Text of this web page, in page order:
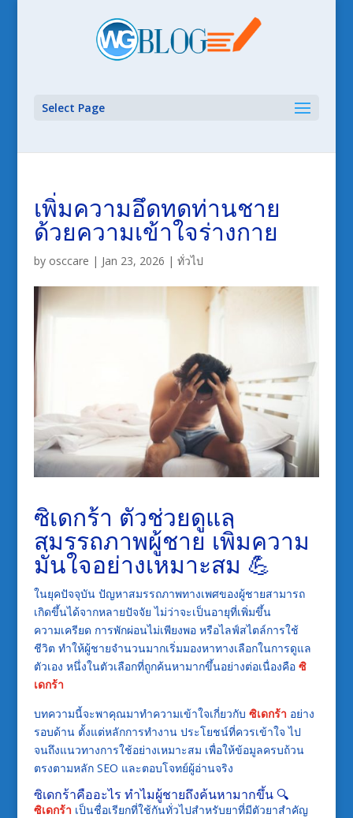
Select Page
เพิ่มความอึดทดท่านชาย
ด้วยความเข้าใจร่างกาย
by osccare | Jan 23, 2026 | ทั่วไป
ซิเดกร้า ตัวช่วยดูแล
สมรรถภาพผู้ชาย เพิ่มความ
มั่นใจอย่างเหมาะสม 💪
ในยุคปัจจุบัน ปัญหาสมรรถภาพทางเพศของผู้ชายสามารถ
เกิดขึ้นได้จากหลายปัจจัย ไม่ว่าจะเป็นอายุที่เพิ่มขึ้น
ความเครียด การพักผ่อนไม่เพียงพอ หรือไลฟ์สไตล์การใช้
ชีวิต ทำให้ผู้ชายจำนวนมากเริ่มมองหาทางเลือกในการดูแล
ตัวเอง หนึ่งในตัวเลือกที่ถูกค้นหามากขึ้นอย่างต่อเนื่องคือ ซิ
เดกร้า
บทความนี้จะพาคุณมาทำความเข้าใจเกี่ยวกับ ซิเดกร้า อย่าง
รอบด้าน ตั้งแต่หลักการทำงาน ประโยชน์ที่ควรเข้าใจ ไป
จนถึงแนวทางการใช้อย่างเหมาะสม เพื่อให้ข้อมูลครบถ้วน
ตรงตามหลัก SEO และตอบโจทย์ผู้อ่านจริง
ซิเดกร้าคืออะไร ทำไมผู้ชายถึงค้นหามากขึ้น 🔍
ซิเดกร้า เป็นชื่อเรียกที่ใช้กันทั่วไปสำหรับยาที่มีตัวยาสำคัญ